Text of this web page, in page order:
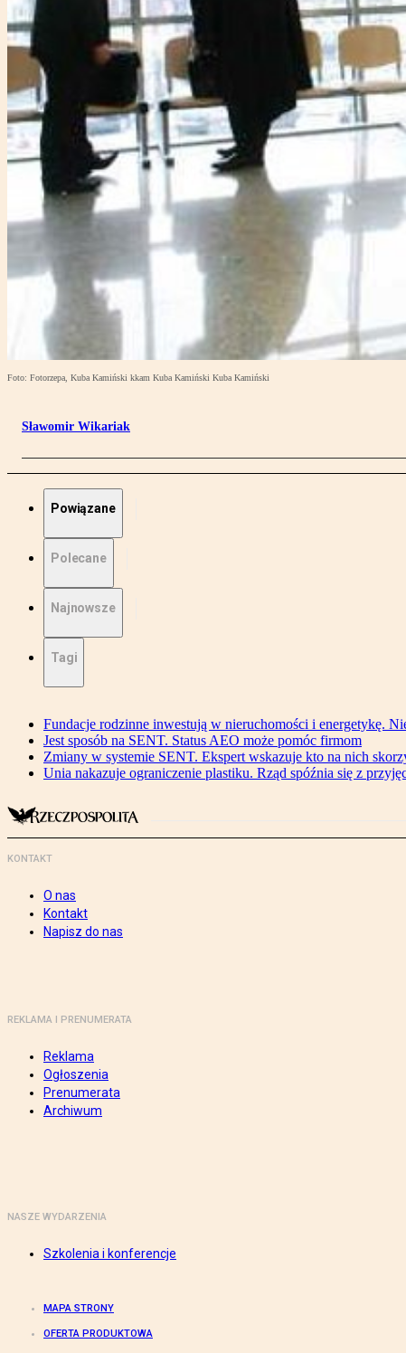
Foto: Fotorzepa, Kuba Kamiński kkam Kuba Kamiński Kuba Kamiński
Sławomir Wikariak
Powiązane
Polecane
Najnowsze
Tagi
Fundacje rodzinne inwestują w nieruchomości i energetykę.
Jest sposób na SENT. Status AEO może pomóc firmom
Zmiany w systemie SENT. Ekspert wskazuje kto na nich
Unia nakazuje ograniczenie plastiku. Rząd spóźnia się z
KONTAKT
O nas
Kontakt
Napisz do nas
REKLAMA I PRENUMERATA
Reklama
Ogłoszenia
Prenumerata
Archiwum
NASZE WYDARZENIA
Szkolenia i konferencje
MAPA STRONY
OFERTA PRODUKTOWA